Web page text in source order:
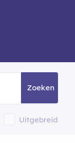
Zoeken
Uitgebreid